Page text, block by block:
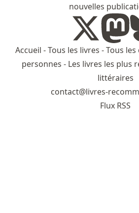
nouvelles
Accueil -Tous les livres -Tous les
personnes - Les livres les plus
littéraires
contact@livres-
Flux RSS